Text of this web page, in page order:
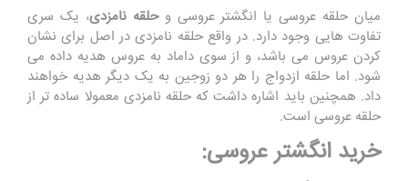
میان حلقه عروسی یا انگشتر عروسی وحلقه نامزدی، یک سری
تفاوت هایی وجود دارد. در واقع حلقه نامزدی در اصل برای نشان
کردن عروس می باشد، و از سوی داماد به عروس هدیه داده می
شود. اما حلقه ازدواج را هر دو زوجین به یک دیگر هدیه خواهند
داد. همچنین باید اشاره داشت که حلقه نامزدی معمولا ساده‌ تر از
حلقه عروسی است.
خرید انگشتر عروسی: